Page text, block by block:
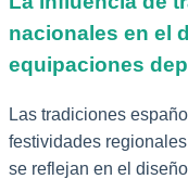
nacionales en el
equipaciones
Las tradiciones
festividades
se reflejan en el